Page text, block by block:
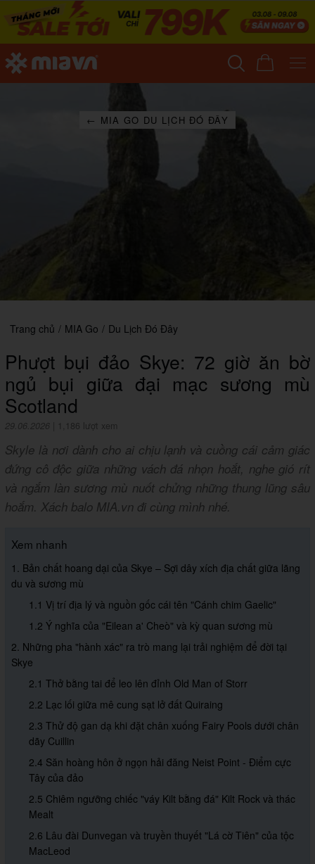
← MIA GO DU LỊCH ĐÓ ĐÂY
Trang chủ / MIA Go / Du Lịch Đó Đây
Phượt bụi đảo Skye: 72 giờ ăn bờ
ngủ bụi giữa đại mạc sương mù
Scotland
29.06.2026 1,186 lượt xem
Skyle là nơi dành cho ai chịu lạnh và cuồng cái cảm giác
đứng cô độc giữa những vách đá nhọn hoắt, nghe gió rít
và ngắm làn sương mù nuốt chửng những thung lũng sâu
hoắm. Xách balo MIA.vn đi cùng mình nhé.
Xem nhanh
1. Bản chất hoang dại của Skye – Sợi dây xích địa chất giữa lãng
du và sương mù
1.1 Vị trí địa lý và nguồn gốc cái tên "Cánh chim Gaelic"
1.2 Ý nghĩa của "Eilean a' Cheò" và kỳ quan sương mù
2. Những pha "hành xác" ra trò mang lại trải nghiệm để đời tại
Skye
2.1 Thở bằng tai để leo lên đỉnh Old Man of Storr
2.2 Lạc lối giữa mê cung sạt lở đất Quiraing
2.3 Thử độ gan dạ khi đặt chân xuống Fairy Pools dưới chân
dãy Cuillin
2.4 Săn hoàng hôn ở ngọn hải đăng Neist Point - Điểm cực
Tây của đảo
2.5 Chiêm ngưỡng chiếc "váy Kilt bằng đá" Kilt Rock và thác
Mealt
2.6 Lâu đài Dunvegan và truyền thuyết "Lá cờ Tiên" của tộc
MacLeod